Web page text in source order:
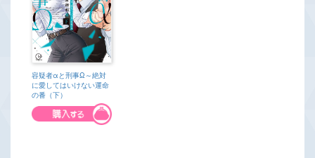
容疑者αと刑事Ω～絶対
に愛してはいけない運命
の番（下）